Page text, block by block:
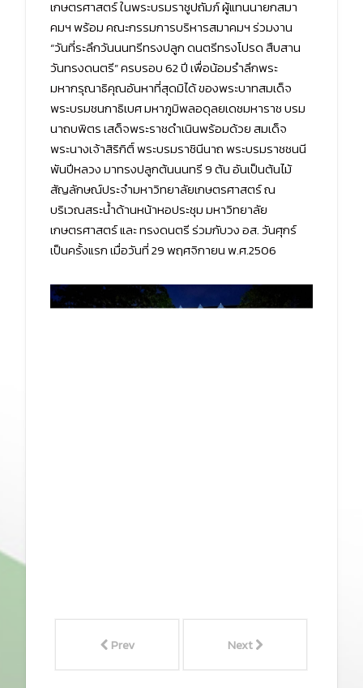
เกษตรศาสตร์ ในพระบรมราชูปถัมภ์ ผู้แทนนายกสมา
คมฯ พร้อม คณะกรรมการบริหารสมาคมฯ ร่วมงาน
“วันที่ระลึกวันนนทรีทรงปลูก ดนตรีทรงโปรด สืบสาน
วันทรงดนตรี” ครบรอบ 62 ปี เพื่อน้อมรำลึกพระ
มหากรุณาธิคุณอันหาที่สุดมิได้ ของพระบาทสมเด็จ
พระบรมชนกาธิเบศ มหาภูมิพลอดุลยเดชมหาราช บรม
นาถบพิตร เสด็จพระราชดำเนินพร้อมด้วย สมเด็จ
พระนางเจ้าสิริกิติ์ พระบรมราชินีนาถ พระบรมราชชนนี
พันปีหลวง มาทรงปลูกต้นนนทรี 9 ต้น อันเป็นต้นไม้
สัญลักษณ์ประจำมหาวิทยาลัยเกษตรศาสตร์ ณ
บริเวณสระน้ำด้านหน้าหอประชุม มหาวิทยาลัย
เกษตรศาสตร์ และ ทรงดนตรี ร่วมกับวง อส. วันศุกร์
เป็นครั้งแรก เมื่อวันที่ 29 พฤศจิกายน พ.ศ.2506